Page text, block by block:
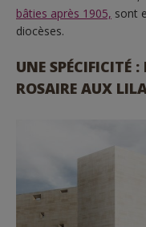
bâties après 1905, sont
diocèses.
UNE SPÉCIFICITÉ
ROSAIRE AUX